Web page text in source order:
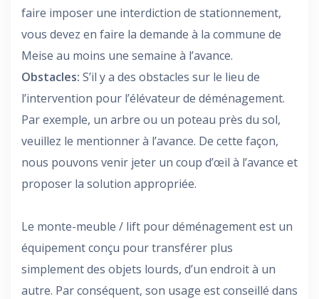
faire imposer une interdiction de stationnement,
vous devez en faire la demande à la commune de
Meise au moins une semaine à l’avance.
Obstacles: S’il y a des obstacles sur le lieu de
l’intervention pour l’élévateur de déménagement.
Par exemple, un arbre ou un poteau près du sol,
veuillez le mentionner à l’avance. De cette façon,
nous pouvons venir jeter un coup d’œil à l’avance et
proposer la solution appropriée.
Le monte-meuble / lift pour déménagement est un
équipement conçu pour transférer plus
simplement des objets lourds, d’un endroit à un
autre. Par conséquent, son usage est conseillé dans